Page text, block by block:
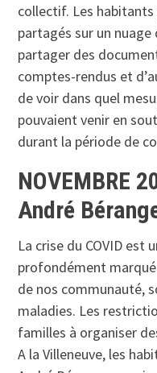
collectif. Les
partagés sur un nuage
partager des
comptes-rendus et
de voir dans quel
pouvaient venir en
durant la période de
NOVEMBRE
André
La crise du COVID est
profondément
de nos communauté,
maladies. Les
familles à organiser
A la Villeneuve, les